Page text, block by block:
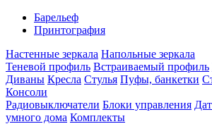
Барельеф
Принтография
Настенные зеркала Напольные зеркала
Теневой профиль Встраиваемый профиль
Диваны Кресла Стулья Пуфы, банкетки
Консоли
Радиовыключатели Блоки управления
умного дома Комплекты